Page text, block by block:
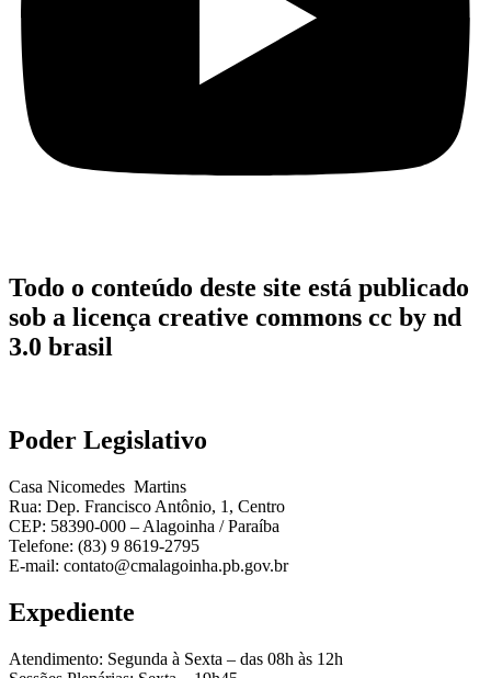
Todo o conteúdo deste site está publicado
sob a licença creative commons cc by nd
3.0 brasil
Poder Legislativo
Casa Nicomedes Martins
Rua: Dep. Francisco Antônio, 1, Centro
CEP: 58390-000 – Alagoinha / Paraíba
Telefone: (83) 9 8619-2795
E-mail: contato@cmalagoinha.pb.gov.br
Expediente
Atendimento: Segunda à Sexta – das 08h às 12h